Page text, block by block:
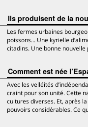
Ils produisent de la
Les fermes urbaines
poissons... Une kyrielle
citadins. Une bonne
Comment est née
Avec les velléités
craint pour son unité. Cette
cultures diverses. Et, après
pouvoirs considérables. Ce